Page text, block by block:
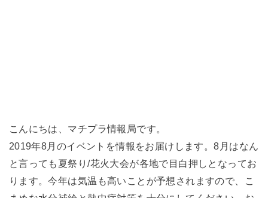
こんにちは、マチプラ情報局です。
2019年8月のイベントを情報をお届けします。8月はなん
と言っても夏祭り/花火大会が各地で目白押しとなってお
ります。今年は気温も高いことが予想されますので、こ